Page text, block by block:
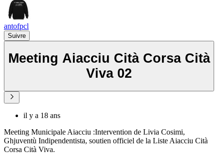
antofpcl
Suivre
Meeting Aiacciu Cità Corsa Cità
Viva 02
il y a 18 ans
Meeting Municipale Aiacciu :Intervention de Livia Cosimi,
Ghjuventù Indipendentista, soutien officiel de la Liste Aiacciu Cità
Corsa Cità Viva.